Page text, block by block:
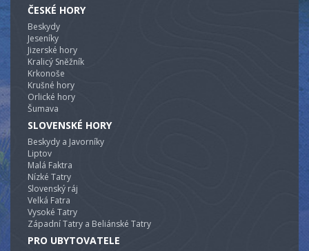
ČESKÉ HORY
Beskydy
Jeseníky
Jizerské hory
Kralicý Sněžník
Krkonoše
Krušné hory
Orlické hory
Šumava
SLOVENSKÉ HORY
Beskydy a Javorníky
Liptov
Malá Faktra
Nízké Tatry
Slovenský ráj
Velká Fatra
Vysoké Tatry
Západní Tatry a Beliánské Tatry
PRO UBYTOVATELE